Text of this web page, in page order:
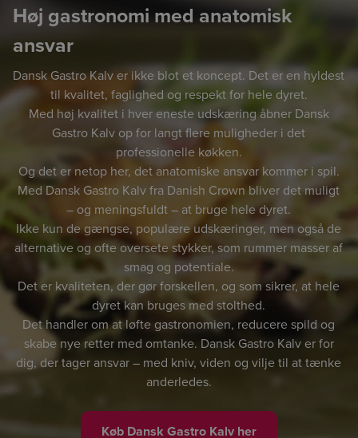
Høj gastronomi med anatomisk
ansvar
Dansk Gastro Kalv er ikke blot et koncept. Det er en hyldest
til kvalitet, faglighed og respekt for hele dyret.
Med høj kvalitet i hver eneste udskæring åbner Dansk
Gastro Kalv op for langt flere muligheder i det
professionelle køkken.
Og det er netop her, det anatomiske ansvar kommer i spil.
Med Dansk Gastro Kalv fra Danish Crown bliver det muligt
– og meningsfuldt – at bruge hele dyret.
Ikke kun de gængse, populære udskæringer, men også de
alternative og ofte oversete stykker, som rummer masser af
smag og potentiale.
Det er kvaliteten, der gør forskellen, og som sikrer, at hele
dyret kan bruges med stolthed.
Det handler om at løfte gastronomien, reducere spild og
skabe nye retter med omtanke. Dansk Gastro Kalv er for
dig, der tager ansvar – med kniv, viden og vilje til at tænke
anderledes.
Køb Dansk Gastro Kalv her